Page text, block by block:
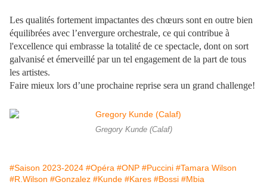
Les qualités fortement impactantes des chœurs sont en outre bien
équilibrées avec l’envergure orchestrale, ce qui contribue à
l'excellence qui embrasse la totalité de ce spectacle, dont on sort
galvanisé et émerveillé par un tel engagement de la part de tous
les artistes.
Faire mieux lors d’une prochaine reprise sera un grand challenge!
Gregory Kunde (Calaf)
#Saison 2023-2024 #Opéra #ONP #Puccini #Tamara Wilson
#R.Wilson #Gonzalez #Kunde #Kares #Bossi #Mbia